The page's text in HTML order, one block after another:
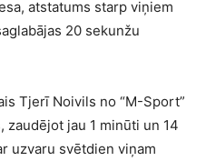
atstatums starp viņiem
20 sekunžu
Tjerī Noivils no “M-Sport”
jau 1 minūti un 14
uzvaru svētdien viņam